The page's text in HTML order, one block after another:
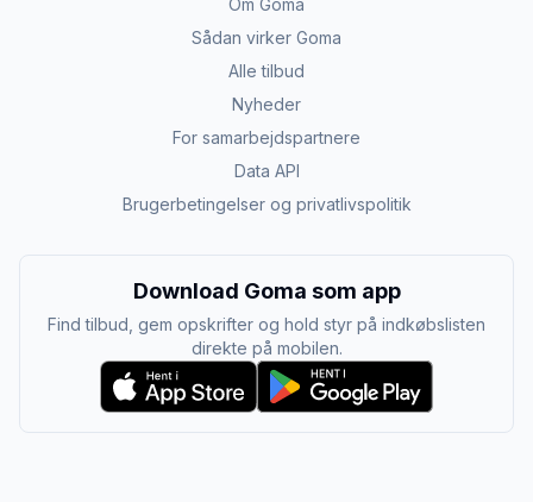
Sådan virker Goma
Alle tilbud
Nyheder
For samarbejdspartnere
Data API
Brugerbetingelser og privatlivspolitik
Download Goma som app
Find tilbud, gem opskrifter og hold styr på indkøbslisten
direkte på mobilen.